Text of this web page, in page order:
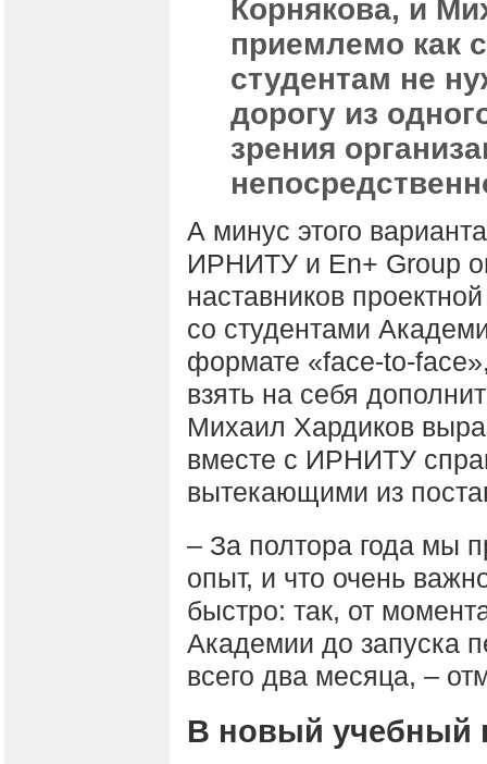
Корнякова, и
приемлемо как
студентам не
дорогу из
зрения
А минус этого
ИРНИТУ и En+ Group
наставников
со студентами
формате «face-to-
взять на себя
Михаил Хардиков
вместе с ИРНИТУ
вытекающими из
– За полтора года мы
опыт, и что очень
быстро: так, от
Академии до запуска
всего два месяца, –
В новый учебный